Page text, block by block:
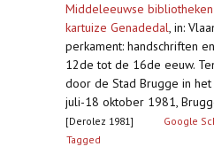
Middeleeuwse
kartuize Genadedal, in:
perkament: handschriften
12de tot de 16de eeuw.
door de Stad Brugge in het
juli-18 oktober 1981,
[Derolez 1981] Google
Tagged